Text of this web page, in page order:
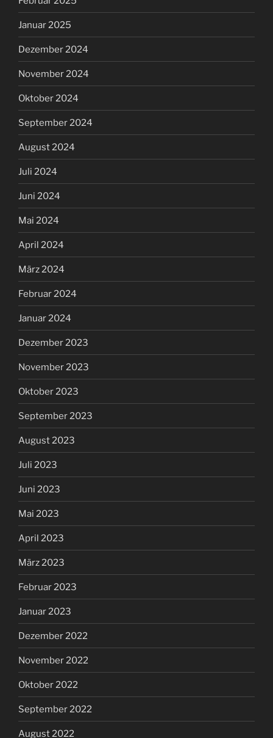
Januar 2025
Dezember 2024
November 2024
Oktober 2024
September 2024
August 2024
Juli 2024
Juni 2024
Mai 2024
April 2024
März 2024
Februar 2024
Januar 2024
Dezember 2023
November 2023
Oktober 2023
September 2023
August 2023
Juli 2023
Juni 2023
Mai 2023
April 2023
März 2023
Februar 2023
Januar 2023
Dezember 2022
November 2022
Oktober 2022
September 2022
August 2022